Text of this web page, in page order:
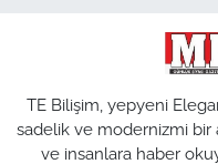
TE Bilişim, yepyeni
sadelik ve modernizmi bir
ve insanlara haber